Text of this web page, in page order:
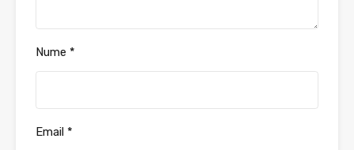
Nume *
Email *